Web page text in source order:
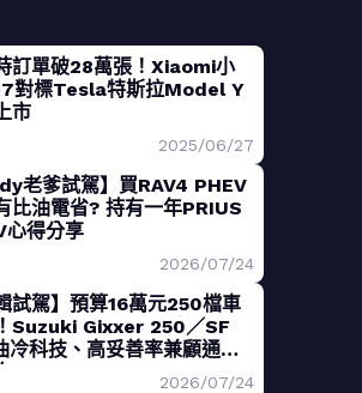
訂單破28萬張！Xiaomi小
對標Tesla特斯拉Model Y
市
2025/06/27
老爹試駕】買RAV4 PHEV
比油電省? 持有一年PRIUS
心得分享
2026/07/24
試駕】預算16萬元250檔車
Suzuki Gixxer 250／SF
冷科技、高妥善率兼顧通勤
2026/07/24